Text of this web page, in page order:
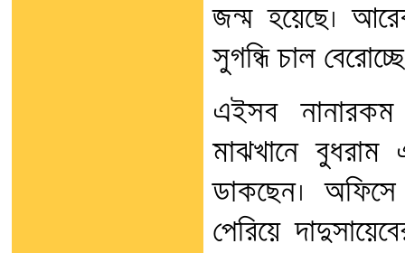
জন্ম হয়েছে।
সুগন্ধি চাল
এইসব নানারকম
মাঝখানে বুধরাম
ডাকছেন।
পেরিয়ে